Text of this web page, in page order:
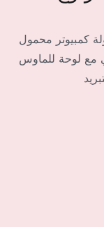
كمبيوتر محمول
مع لوحة للماوس